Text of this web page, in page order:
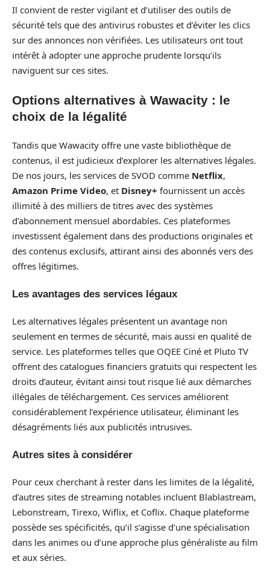
Il convient de rester vigilant et d’utiliser des outils de
sécurité tels que des antivirus robustes et d’éviter les clics
sur des annonces non vérifiées. Les utilisateurs ont tout
intérêt à adopter une approche prudente lorsqu’ils
naviguent sur ces sites.
Options alternatives à Wawacity : le
choix de la légalité
Tandis que Wawacity offre une vaste bibliothèque de
contenus, il est judicieux d’explorer les alternatives légales.
De nos jours, les services de SVOD comme Netflix,
Amazon Prime Video, et Disney+ fournissent un accès
illimité à des milliers de titres avec des systèmes
d’abonnement mensuel abordables. Ces plateformes
investissent également dans des productions originales et
des contenus exclusifs, attirant ainsi des abonnés vers des
offres légitimes.
Les avantages des services légaux
Les alternatives légales présentent un avantage non
seulement en termes de sécurité, mais aussi en qualité de
service. Les plateformes telles que OQEE Ciné et Pluto TV
offrent des catalogues financiers gratuits qui respectent les
droits d’auteur, évitant ainsi tout risque lié aux démarches
illégales de téléchargement. Ces services améliorent
considérablement l’expérience utilisateur, éliminant les
désagréments liés aux publicités intrusives.
Autres sites à considérer
Pour ceux cherchant à rester dans les limites de la légalité,
d’autres sites de streaming notables incluent Blablastream,
Lebonstream, Tirexo, Wiflix, et Coflix. Chaque plateforme
possède ses spécificités, qu’il s’agisse d’une spécialisation
dans les animes ou d’une approche plus généraliste au film
et aux séries.